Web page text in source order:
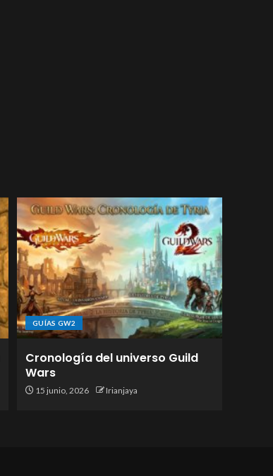
GUÍAS GW2
Cronología del universo Guild
Wars
15 junio, 2026 Irianjaya